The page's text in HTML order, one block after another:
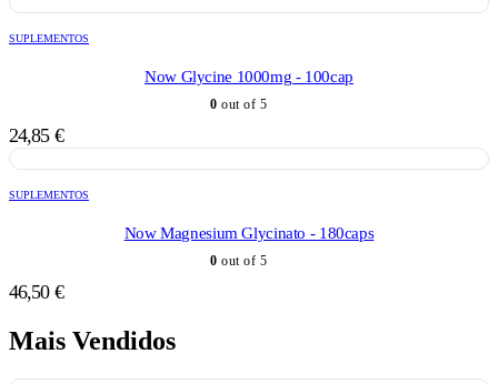
SUPLEMENTOS
Now Glycine 1000mg - 100cap
0 out of 5
24,85 €
SUPLEMENTOS
Now Magnesium Glycinato - 180caps
0 out of 5
46,50 €
Mais Vendidos